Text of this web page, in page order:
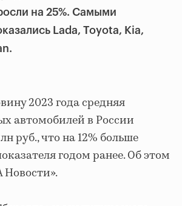
на 25%. Самыми
Lada, Toyota, Kia,
2023 года средняя
автомобилей в России
руб., что на 12% больше
годом ранее. Об этом
Новости».